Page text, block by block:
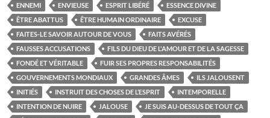
ENNEMI
ENVIEUSE ESPRIT LIBÉRÉ
ESSENCE DIVINE
ÊTRE ABATTUS
ÊTRE HUMAIN ORDINAIRE
EXCUSE
FAITES-LE SAVOIR AUTOUR DE VOUS
FAITS AVÉRÉS
FAUSSES ACCUSATIONS
FILS DU DIEU DE L'AMOUR ET DE LA SAGESSE
FONDÉ ET VÉRITABLE
FUIR SES PROPRES RESPONSABILITÉS
GOUVERNEMENTS MONDIAUX
GRANDES ÂMES
ILS JALOUSENT
INITIÉS
INSTRUIT DES CHOSES DE L’ESPRIT
INTEMPORELLE
INTENTION DE NUIRE
JALOUSE
JE SUIS AU-DESSUS DE TOUT ÇA